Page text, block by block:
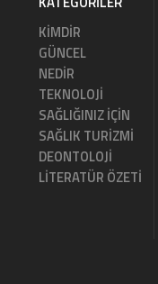
KİMDİR
GÜNCEL
NEDİR
TEKNOLOJİ
SAĞLIĞINIZ İÇİN
SAĞLIK TURİZMİ
DEONTOLOJİ
LİTERATÜR ÖZETİ